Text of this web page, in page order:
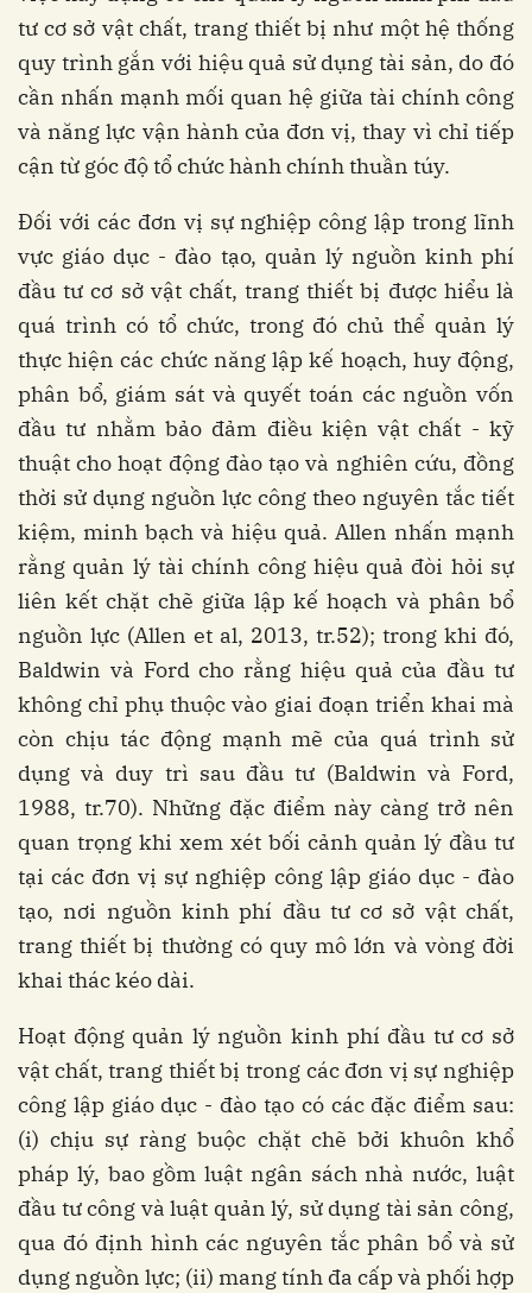
tư cơ sở vật chất, trang thiết bị như một hệ thống
quy trình gắn với hiệu quả sử dụng tài sản, do đó
cần nhấn mạnh mối quan hệ giữa tài chính công
và năng lực vận hành của đơn vị, thay vì chỉ tiếp
cận từ góc độ tổ chức hành chính thuần túy.
Đối với các đơn vị sự nghiệp công lập trong lĩnh
vực giáo dục - đào tạo, quản lý nguồn kinh phí
đầu tư cơ sở vật chất, trang thiết bị được hiểu là
quá trình có tổ chức, trong đó chủ thể quản lý
thực hiện các chức năng lập kế hoạch, huy động,
phân bổ, giám sát và quyết toán các nguồn vốn
đầu tư nhằm bảo đảm điều kiện vật chất - kỹ
thuật cho hoạt động đào tạo và nghiên cứu, đồng
thời sử dụng nguồn lực công theo nguyên tắc tiết
kiệm, minh bạch và hiệu quả. Allen nhấn mạnh
rằng quản lý tài chính công hiệu quả đòi hỏi sự
liên kết chặt chẽ giữa lập kế hoạch và phân bổ
nguồn lực (Allen et al, 2013, tr.52); trong khi đó,
Baldwin và Ford cho rằng hiệu quả của đầu tư
không chỉ phụ thuộc vào giai đoạn triển khai mà
còn chịu tác động mạnh mẽ của quá trình sử
dụng và duy trì sau đầu tư (Baldwin và Ford,
1988, tr.70). Những đặc điểm này càng trở nên
quan trọng khi xem xét bối cảnh quản lý đầu tư
tại các đơn vị sự nghiệp công lập giáo dục - đào
tạo, nơi nguồn kinh phí đầu tư cơ sở vật chất,
trang thiết bị thường có quy mô lớn và vòng đời
khai thác kéo dài.
Hoạt động quản lý nguồn kinh phí đầu tư cơ sở
vật chất, trang thiết bị trong các đơn vị sự nghiệp
công lập giáo dục - đào tạo có các đặc điểm sau:
(i) chịu sự ràng buộc chặt chẽ bởi khuôn khổ
pháp lý, bao gồm luật ngân sách nhà nước, luật
đầu tư công và luật quản lý, sử dụng tài sản công,
qua đó định hình các nguyên tắc phân bổ và sử
dụng nguồn lực; (ii) mang tính đa cấp và phối hợp